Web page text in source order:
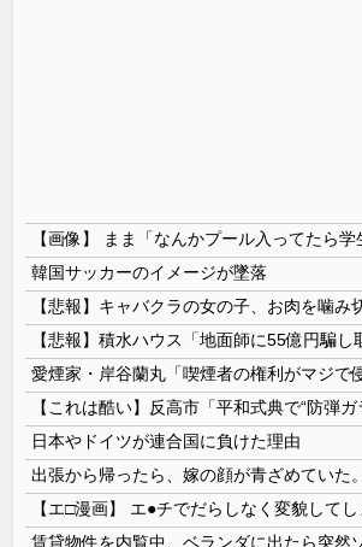
韓国サッカーのイメージが墜落
日本やドイツが連合国に負けた理由